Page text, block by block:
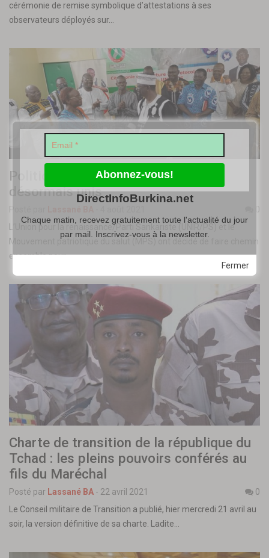
cérémonie de remise symbolique d’attestations à ses
observateurs déployés sur…
Politique : l’UNIR/PS et le MPS
désormais unis
0
L’Union pour la renaissance/Parti Sankariste (UNIR/PS) et le
Mouvement patriotique du salut (MPS) ont décidé de faire chemin
ensemble pour…
Charte de transition de la république du
Tchad : les pleins pouvoirs conférés au
fils du Maréchal
Posté par Lassané BA - 22 avril 2021
0
Le Conseil militaire de Transition a publié, hier mercredi 21 avril au
soir, la version définitive de sa charte. Ladite…
Fermer
DirectInfoBurkina.net
Chaque matin, recevez gratuitement toute l'actualité du jour
par mail. Inscrivez-vous à la newsletter.